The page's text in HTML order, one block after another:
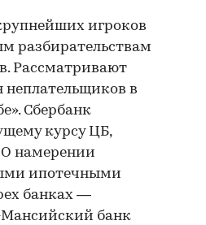
игроков
разбирательствам
Рассматривают
неплательщиков в
Сбербанк
курсу ЦБ,
О намерении
ипотечными
банках —
банк